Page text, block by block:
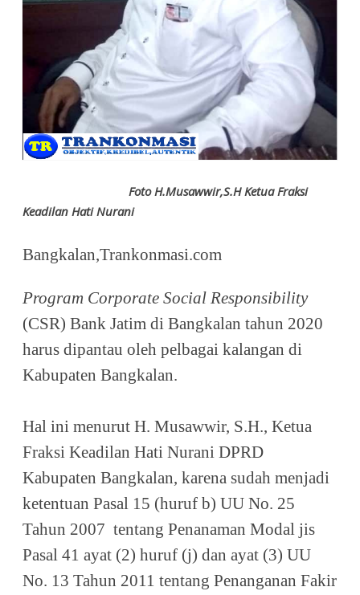
Foto H.Musawwir,S.H Ketua Fraksi
Keadilan Hati Nurani
Bangkalan,Trankonmasi.com
Program Corporate Social Responsibility
(CSR) Bank Jatim di Bangkalan tahun 2020
harus dipantau oleh pelbagai kalangan di
Kabupaten Bangkalan.
Hal ini menurut H. Musawwir, S.H., Ketua
Fraksi Keadilan Hati Nurani DPRD
Kabupaten Bangkalan, karena sudah menjadi
ketentuan Pasal 15 (huruf b) UU No. 25
Tahun 2007 tentang Penanaman Modal jis
Pasal 41 ayat (2) huruf (j) dan ayat (3) UU
No. 13 Tahun 2011 tentang Penanganan Fakir